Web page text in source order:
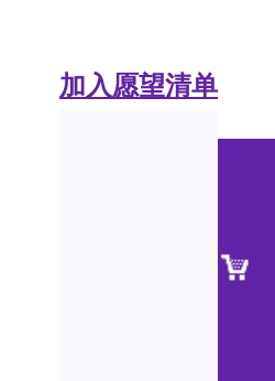
加入愿望清单